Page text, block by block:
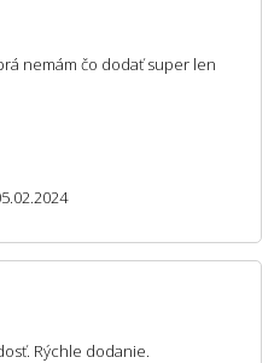
nemám čo dodať super len
Rýchle dodanie.